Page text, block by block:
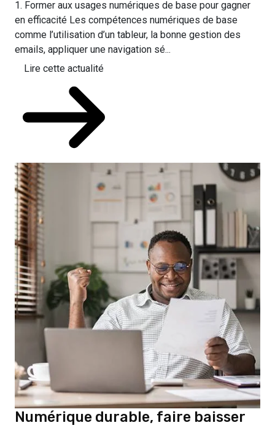
1. Former aux usages numériques de base pour gagner
en efficacité Les compétences numériques de base
comme l’utilisation d’un tableur, la bonne gestion des
emails, appliquer une navigation sé...
Lire cette actualité
Numérique durable, faire baisser